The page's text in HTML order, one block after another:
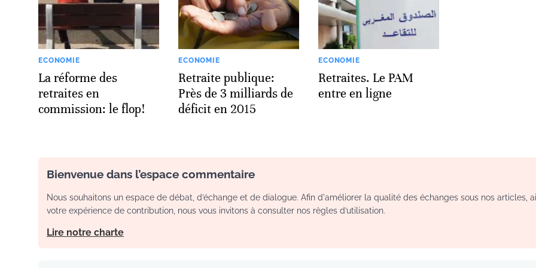
ECONOMIE
La réforme des
retraites en
commission: le flop!
ECONOMIE
Retraite publique:
Près de 3 milliards de
déficit en 2015
ECONOMIE
Retraites. Le PAM
entre en ligne
Bienvenue dans l’espace commentaire
Nous souhaitons un espace de débat, d’échange et de dialogue. Afin d'améliorer la qualité des échanges sous nos articles,
votre expérience de contribution, nous vous invitons à consulter nos règles d’utilisation.
Lire notre charte